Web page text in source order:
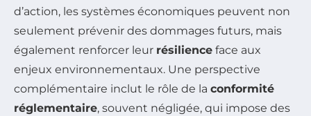
d’action, les systèmes économiques peuvent non
seulement prévenir des dommages futurs, mais
également renforcer leur résilience face aux
enjeux environnementaux. Une perspective
complémentaire inclut le rôle de la conformité
réglementaire, souvent négligée, qui impose des